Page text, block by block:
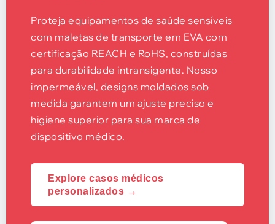
Proteja equipamentos de saúde sensíveis
com maletas de transporte em EVA com
certificação REACH e RoHS, construídas
para durabilidade intransigente. Nosso
impermeável, designs moldados sob
medida garantem um ajuste preciso e
higiene superior para sua marca de
dispositivo médico.
Explore casos médicos
personalizados →